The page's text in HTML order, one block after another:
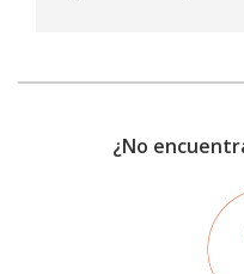
¿No